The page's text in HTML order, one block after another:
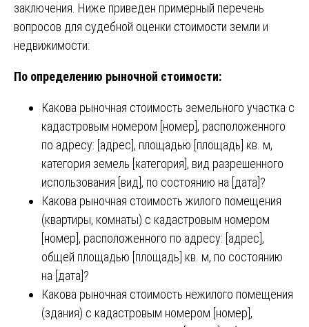
заключения. Ниже приведен примерный перечень
вопросов для судебной оценки стоимости земли и
недвижимости:
По определению рыночной стоимости:
Какова рыночная стоимость земельного участка с
кадастровым номером [номер], расположенного
по адресу: [адрес], площадью [площадь] кв. м,
категория земель [категория], вид разрешенного
использования [вид], по состоянию на [дата]?
Какова рыночная стоимость жилого помещения
(квартиры, комнаты) с кадастровым номером
[номер], расположенного по адресу: [адрес],
общей площадью [площадь] кв. м, по состоянию
на [дата]?
Какова рыночная стоимость нежилого помещения
(здания) с кадастровым номером [номер],